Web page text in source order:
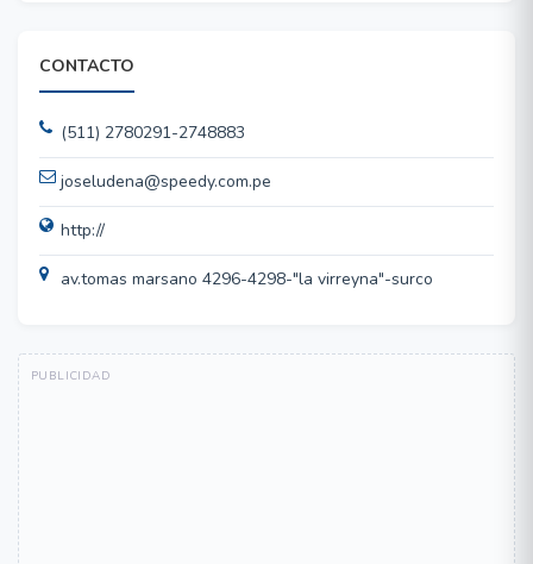
CONTACTO
(511) 2780291-2748883
joseludena@speedy.com.pe
http://
av.tomas marsano 4296-4298-"la virreyna"-surco